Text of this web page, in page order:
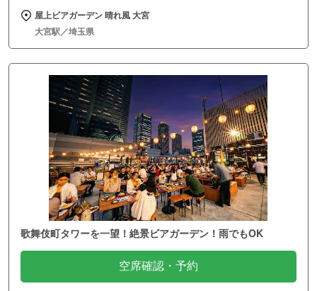
屋上ビアガーデン 晴れ風 大宮
大宮駅／埼玉県
歌舞伎町タワーを一望！絶景ビアガーデン！雨でもOK
空席確認・予約